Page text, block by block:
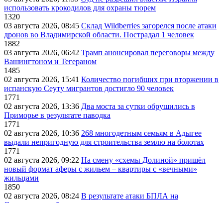
использовать крокодилов для охраны тюрем
1320
03 августа 2026, 08:45 Склад Wildberries загорелся после атаки
дронов во Владимирской области. Пострадал 1 человек
1882
03 августа 2026, 06:42 Трамп анонсировал переговоры между
Вашингтоном и Тегераном
1485
02 августа 2026, 15:41 Количество погибших при вторжении в
испанскую Сеуту мигрантов достигло 90 человек
1771
02 августа 2026, 13:36 Два моста за сутки обрушились в
Приморье в результате паводка
1771
02 августа 2026, 10:36 268 многодетным семьям в Адыгее
выдали непригодную для строительства землю на болотах
1771
02 августа 2026, 09:22 На смену «схемы Долиной» пришёл
новый формат аферы с жильем – квартиры с «вечными»
жильцами
1850
02 августа 2026, 08:24 В результате атаки БПЛА на